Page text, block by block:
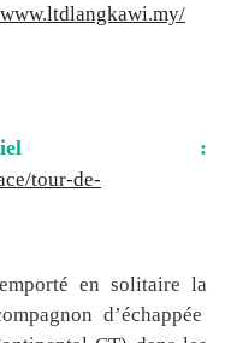
:
tour-de-
en solitaire la
d’échappée